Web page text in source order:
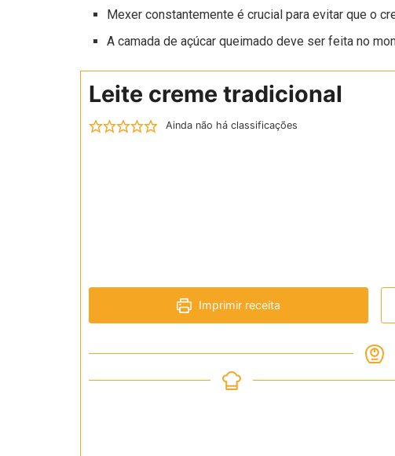
Mexer constantemente é crucial para evitar que o
A camada de açúcar queimado deve ser feita no
Leite creme tradicional
Ainda não há classificações
Imprimir receita